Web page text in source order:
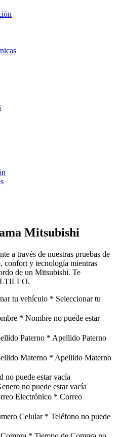
Mitsubishi
a través de nuestras pruebas de
confort y tecnología mientras
de un Mitsubishi. Te
tu vehículo * Seleccionar tu
* Nombre no puede estar
Paterno * Apellido Paterno
Materno * Apellido Materno
no puede estar vacía
no puede estar vacía
Electrónico * Correo
Celular * Teléfono no puede